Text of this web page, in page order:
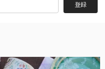
登録